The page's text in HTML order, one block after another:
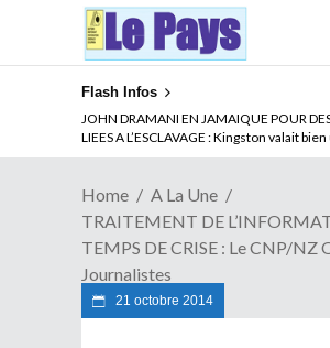
Flash Infos
JOHN DRAMANI EN JAMAIQUE POUR
LIEES A L’ESCLAVAGE : Kingston valait
ABSENCE PROLONGEE DE PAUL BIYA
Qui pilote le Cameroun ?
Home
A La Une
TRAITEMENT DE
TEMPS DE CRISE : Le CNP/NZ
Journalistes
21 octobre 2014